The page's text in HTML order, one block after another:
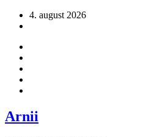
Videre4. august 2026
Arnii